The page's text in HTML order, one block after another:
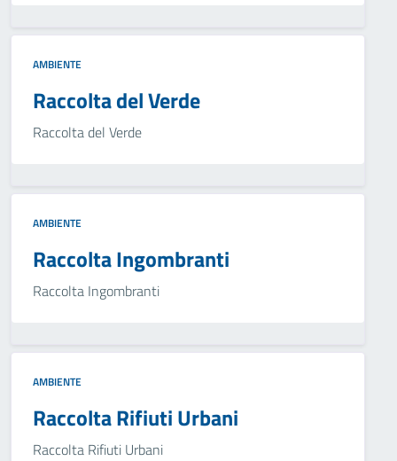
AMBIENTE
Raccolta del Verde
Raccolta del Verde
AMBIENTE
Raccolta Ingombranti
Raccolta Ingombranti
AMBIENTE
Raccolta Rifiuti Urbani
Raccolta Rifiuti Urbani